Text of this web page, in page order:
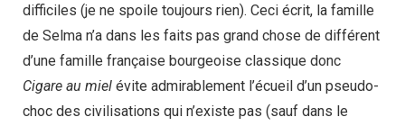
difficiles (je ne spoile toujours rien). Ceci écrit, la famille
de Selma n’a dans les faits pas grand chose de différent
d’une famille française bourgeoise classique donc
Cigare au miel évite admirablement l’écueil d’un pseudo-
choc des civilisations qui n’existe pas (sauf dans le